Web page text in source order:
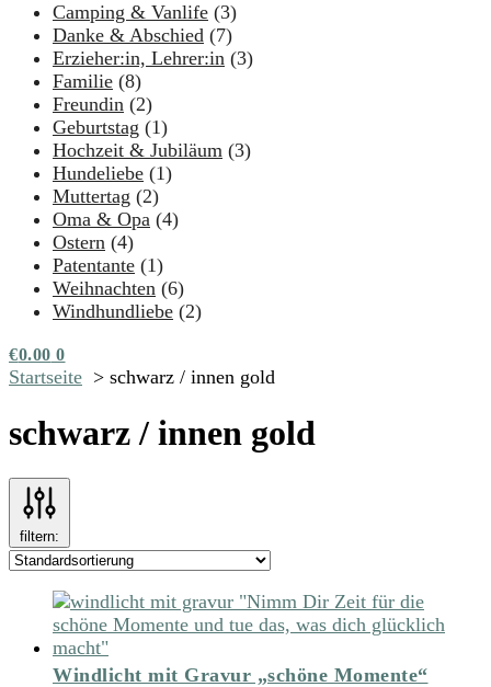
Camping & Vanlife (3)
Danke & Abschied (7)
Erzieher:in, Lehrer:in (3)
Familie (8)
Freundin (2)
Geburtstag (1)
Hochzeit & Jubiläum (3)
Hundeliebe (1)
Muttertag (2)
Oma & Opa (4)
Ostern (4)
Patentante (1)
Weihnachten (6)
Windhundliebe (2)
€0.00 0
Startseite schwarz / innen gold
schwarz / innen gold
filtern:
Windlicht mit Gravur „schöne Momente“